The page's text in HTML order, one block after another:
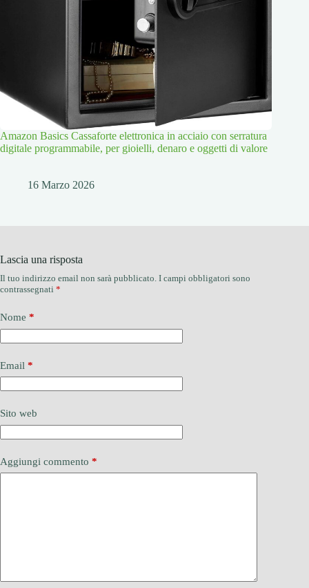
Amazon Basics Cassaforte elettronica in acciaio con serratura
digitale programmabile, per gioielli, denaro e oggetti di valore
16 Marzo 2026
Lascia una risposta
Il tuo indirizzo email non sarà pubblicato. I campi obbligatori sono
contrassegnati *
Nome *
Email *
Sito web
Aggiungi commento *